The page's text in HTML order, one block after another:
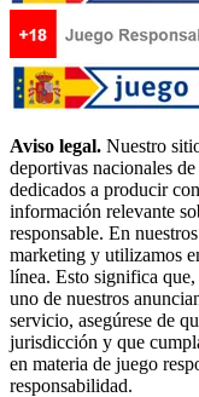
Aviso legal. Nuestro
deportivas nacionales
dedicados a producir
información relevante
responsable. En
marketing y utilizamos
línea. Esto significa
uno de nuestros
servicio, asegúrese de
jurisdicción y que
en materia de juego
responsabilidad.